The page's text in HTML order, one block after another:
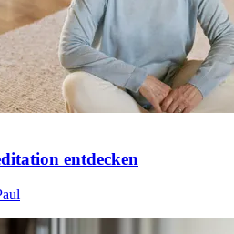
entdecken